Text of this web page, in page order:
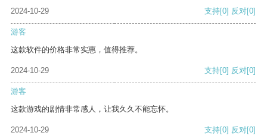
2024-10-29
支持[0] 反对[0]
游客
这款软件的价格非常实惠，值得推荐。
2024-10-29 支持[0] 反对[0]
游客
这款游戏的剧情非常感人，让我久久不能忘怀。
2024-10-29 支持[0] 反对[0]